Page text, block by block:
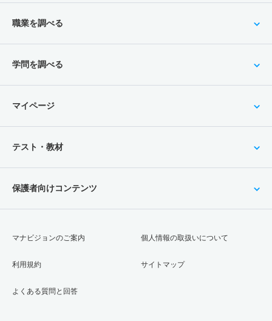
職業を調べる
学問を調べる
マイページ
テスト・教材
保護者向けコンテンツ
マナビジョンのご案内
利用規約
よくある質問と回答
個人情報の取扱いについて
サイトマップ